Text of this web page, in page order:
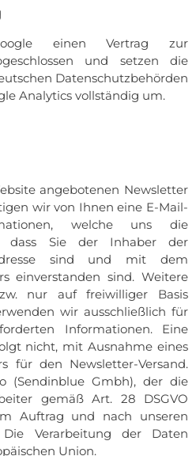
einen Vertrag zur
und setzen die
Datenschutzbehörden
Analytics vollständig um.
angebotenen Newsletter
wir von Ihnen eine E-Mail-
welche uns die
dass Sie der Inhaber der
sind und mit dem
einverstanden sind. Weitere
nur auf freiwilliger Basis
wir ausschließlich für
Informationen. Eine
nicht, mit Ausnahme eines
für den Newsletter-Versand.
(Sendinblue Gmbh), der die
gemäß Art. 28 DSGVO
Auftrag und nach unseren
Die Verarbeitung der Daten
Union.